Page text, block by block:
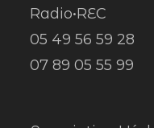
Radio•REC
05 49 56 59 28
07 89 05 55 99